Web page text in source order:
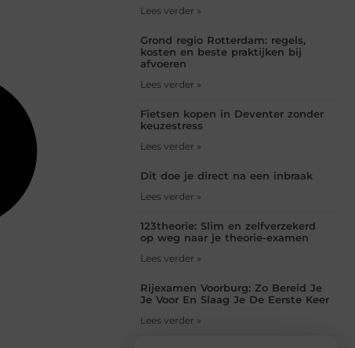
Lees verder »
Grond regio Rotterdam: regels,
kosten en beste praktijken bij
afvoeren
Lees verder »
Fietsen kopen in Deventer zonder
keuzestress
Lees verder »
Dit doe je direct na een inbraak
Lees verder »
123theorie: Slim en zelfverzekerd
op weg naar je theorie-examen
Lees verder »
Rijexamen Voorburg: Zo Bereid Je
Je Voor En Slaag Je De Eerste Keer
Lees verder »